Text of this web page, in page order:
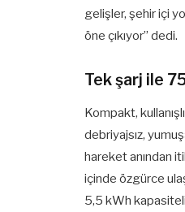
gelişler, şehir içi
öne çıkıyor” dedi.
Tek şarj ile
Kompakt,
debriyajsız,
hareket anından
içinde özgürce
5,5 kWh